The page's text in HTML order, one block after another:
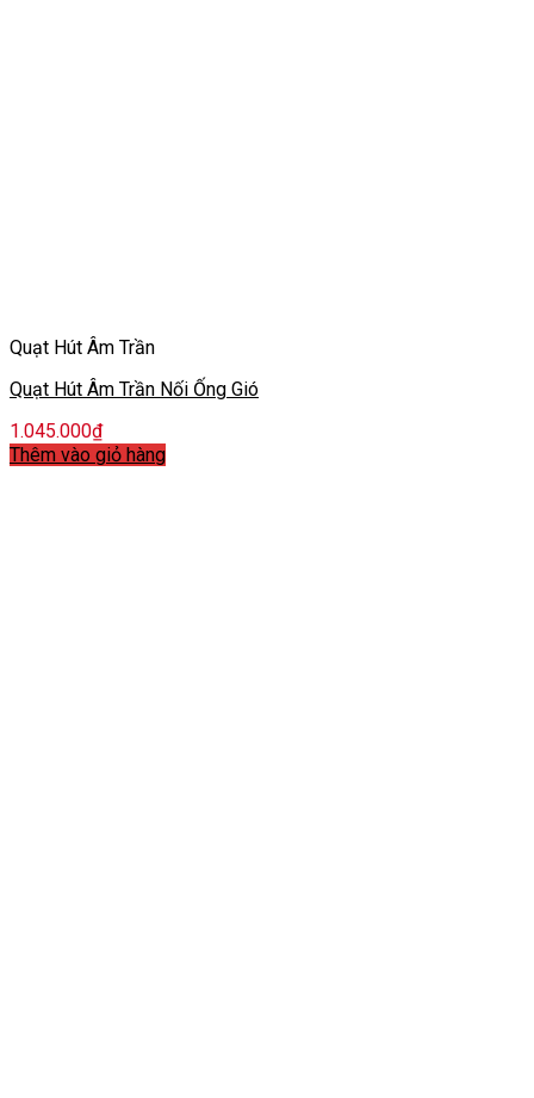
Quạt Hút Âm Trần
Quạt Hút Âm Trần Nối Ống Gió
1.045.000₫
Thêm vào giỏ hàng